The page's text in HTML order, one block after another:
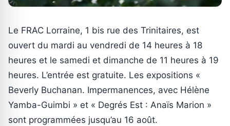
Le FRAC Lorraine, 1 bis rue des Trinitaires, est
ouvert du mardi au vendredi de 14 heures à 18
heures et le samedi et dimanche de 11 heures à 19
heures. L’entrée est gratuite. Les expositions «
Beverly Buchanan. Impermanences, avec Hélène
Yamba-Guimbi » et « Degrés Est : Anaïs Marion »
sont programmées jusqu’au 16 août.